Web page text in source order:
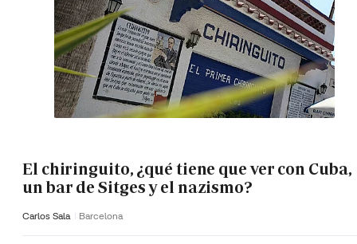
El chiringuito, ¿qué tiene que ver con Cuba,
un bar de Sitges y el nazismo?
Carlos Sala Barcelona